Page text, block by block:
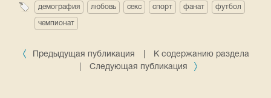
демография любовь секс спорт фанат футбол
чемпионат
Предыдущая публикация
К содержанию раздела
Следующая публикация